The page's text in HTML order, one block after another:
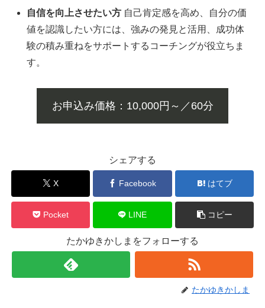
自信を向上させたい方 自己肯定感を高め、自分の価
値を認識したい方には、強みの発見と活用、成功体
験の積み重ねをサポートするコーチングが役立ちま
す。
お申込み価格：10,000円～／60分
シェアする
X Facebook はてブ
Pocket LINE コピー
たかゆきかしまをフォローする
たかゆきかしま